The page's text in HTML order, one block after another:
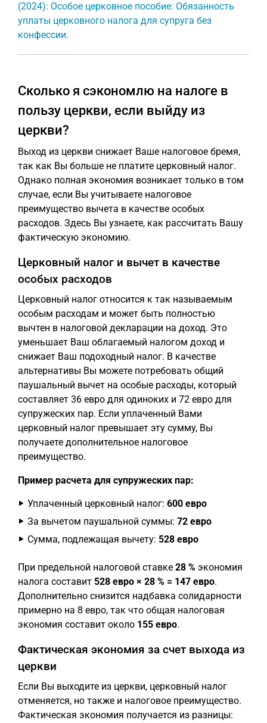
(2024): Особое церковное пособие: Обязанность
уплаты церковного налога для супруга без
конфессии.
Сколько я сэкономлю на налоге в
пользу церкви, если выйду из
церкви?
Выход из церкви снижает Ваше налоговое бремя,
так как Вы больше не платите церковный налог.
Однако полная экономия возникает только в том
случае, если Вы учитываете налоговое
преимущество вычета в качестве особых
расходов. Здесь Вы узнаете, как рассчитать Вашу
фактическую экономию.
Церковный налог и вычет в качестве
особых расходов
Церковный налог относится к так называемым
особым расходам и может быть полностью
вычтен в налоговой декларации на доход. Это
уменьшает Ваш облагаемый налогом доход и
снижает Ваш подоходный налог. В качестве
альтернативы Вы можете потребовать общий
паушальный вычет на особые расходы, который
составляет 36 евро для одиноких и 72 евро для
супружеских пар. Если уплаченный Вами
церковный налог превышает эту сумму, Вы
получаете дополнительное налоговое
преимущество.
Пример расчета для супружеских пар:
Уплаченный церковный налог: 600 евро
За вычетом паушальной суммы: 72 евро
Сумма, подлежащая вычету: 528 евро
При предельной налоговой ставке 28 % экономия
налога составит 528 евро × 28 % = 147 евро.
Дополнительно снизится надбавка солидарности
примерно на 8 евро, так что общая налоговая
экономия составит около 155 евро.
Фактическая экономия за счет выхода из
церкви
Если Вы выходите из церкви, церковный налог
отменяется, но также и налоговое преимущество.
Фактическая экономия получается из разницы: